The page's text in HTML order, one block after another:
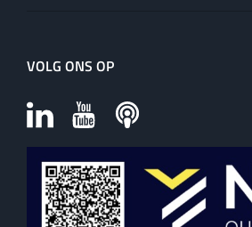
VOLG ONS OP